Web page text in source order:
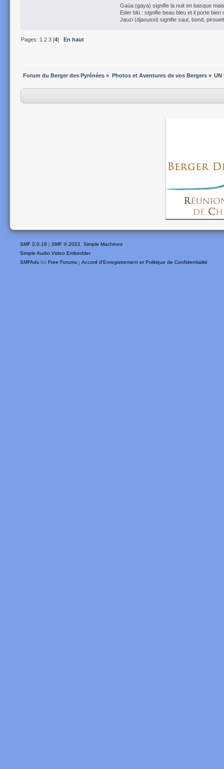
Gaüa (gaya) signifie la nuit en basque
Eder blü : signifie beau bleu et il porte bien
Jauzi (djaoussi) signifie saut, bond,
Pages: 1 2 3 [4]En haut
Forum du Berger des Pyrénées » Photos et Aventures de vos Bergers» UN
SMF 2.0.19 | SMF © 2022
Simple Machines
Simple Audio Video Embedder
SMFAds for Free Forums | Accord d'Enregistrement et Politique de Confidentialité